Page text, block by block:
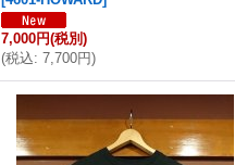
7,000円(税別)
(税込: 7,700円)